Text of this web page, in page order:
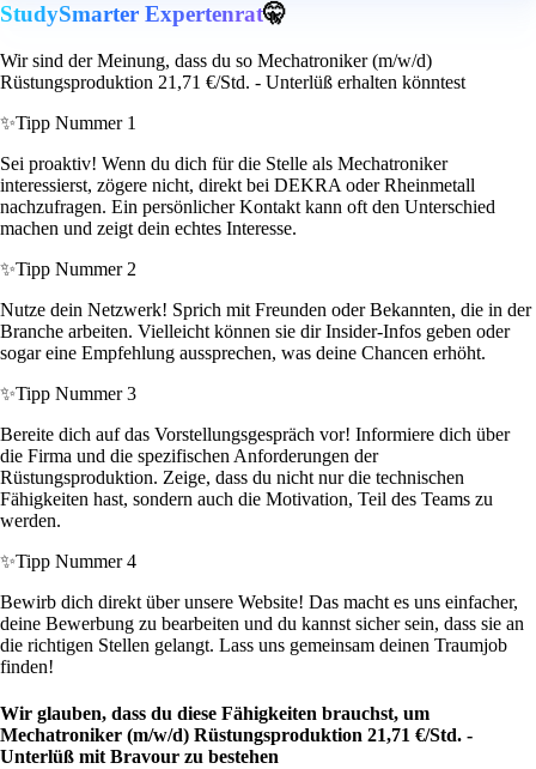
StudySmarter Expertenrat🤫
Wir sind der Meinung, dass du so Mechatroniker (m/w/d)
Rüstungsproduktion 21,71 €/Std. - Unterlüß erhalten könntest
✨Tipp Nummer 1
Sei proaktiv! Wenn du dich für die Stelle als Mechatroniker
interessierst, zögere nicht, direkt bei DEKRA oder Rheinmetall
nachzufragen. Ein persönlicher Kontakt kann oft den Unterschied
machen und zeigt dein echtes Interesse.
✨Tipp Nummer 2
Nutze dein Netzwerk! Sprich mit Freunden oder Bekannten, die in der
Branche arbeiten. Vielleicht können sie dir Insider-Infos geben oder
sogar eine Empfehlung aussprechen, was deine Chancen erhöht.
✨Tipp Nummer 3
Bereite dich auf das Vorstellungsgespräch vor! Informiere dich über
die Firma und die spezifischen Anforderungen der
Rüstungsproduktion. Zeige, dass du nicht nur die technischen
Fähigkeiten hast, sondern auch die Motivation, Teil des Teams zu
werden.
✨Tipp Nummer 4
Bewirb dich direkt über unsere Website! Das macht es uns einfacher,
deine Bewerbung zu bearbeiten und du kannst sicher sein, dass sie an
die richtigen Stellen gelangt. Lass uns gemeinsam deinen Traumjob
finden!
Wir glauben, dass du diese Fähigkeiten brauchst, um
Mechatroniker (m/w/d) Rüstungsproduktion 21,71 €/Std. -
Unterlüß mit Bravour zu bestehen